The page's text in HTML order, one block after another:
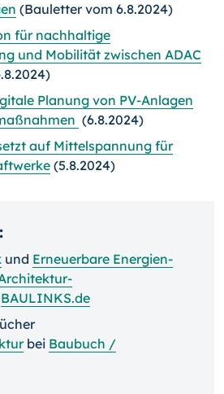
(Bauletter vom 6.8.2024)
für nachhaltige
und Mobilität zwischen ADAC
Planung von PV-Anlagen
(6.8.2024)
auf Mittelspannung für
(5.8.2024)
und Erneuerbare Energien-
BAULINKS.de
bei Baubuch /